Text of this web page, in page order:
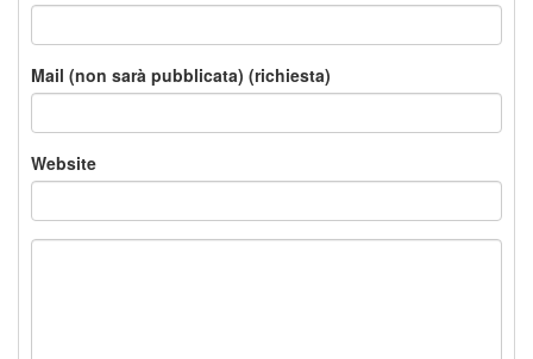
Mail (non sarà pubblicata) (richiesta)
Website